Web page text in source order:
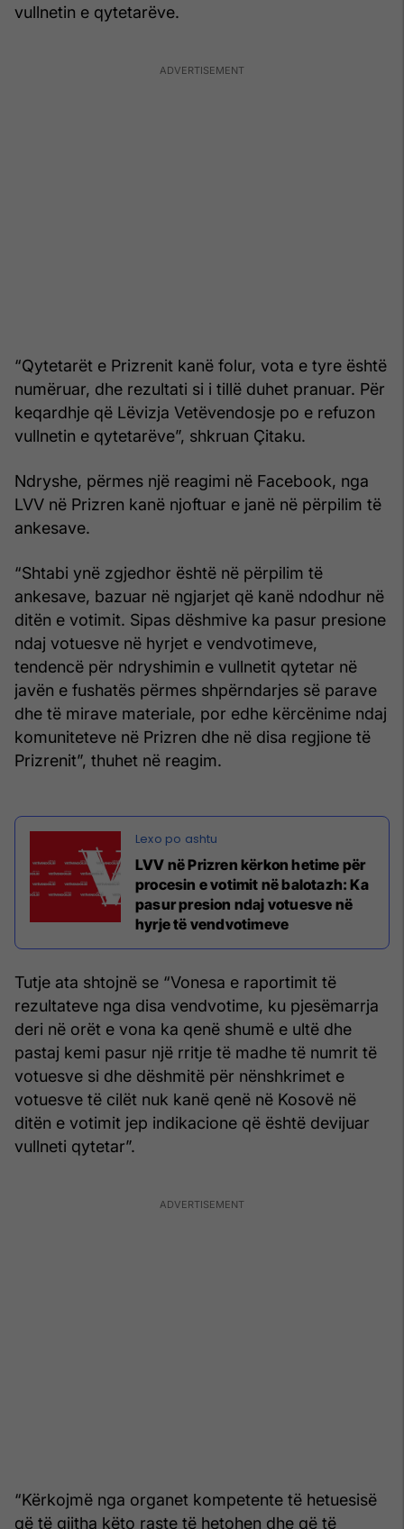
vullnetin e qytetarëve.
“Qytetarët e Prizrenit kanë folur, vota e tyre është
numëruar, dhe rezultati si i tillë duhet pranuar. Për
keqardhje që Lëvizja Vetëvendosje po e refuzon
vullnetin e qytetarëve”, shkruan Çitaku.
Ndryshe, përmes një reagimi në Facebook, nga
LVV në Prizren kanë njoftuar e janë në përpilim të
ankesave.
“Shtabi ynë zgjedhor është në përpilim të
ankesave, bazuar në ngjarjet që kanë ndodhur në
ditën e votimit. Sipas dëshmive ka pasur presione
ndaj votuesve në hyrjet e vendvotimeve,
tendencë për ndryshimin e vullnetit qytetar në
javën e fushatës përmes shpërndarjes së parave
dhe të mirave materiale, por edhe kërcënime ndaj
komuniteteve në Prizren dhe në disa regjione të
Prizrenit”, thuhet në reagim.
LVV në Prizren kërkon hetime për
procesin e votimit në balotazh: Ka
pasur presion ndaj votuesve në
hyrje të vendvotimeve
Tutje ata shtojnë se “Vonesa e raportimit të
rezultateve nga disa vendvotime, ku pjesëmarrja
deri në orët e vona ka qenë shumë e ultë dhe
pastaj kemi pasur një rritje të madhe të numrit të
votuesve si dhe dëshmitë për nënshkrimet e
votuesve të cilët nuk kanë qenë në Kosovë në
ditën e votimit jep indikacione që është devijuar
vullneti qytetar”.
“Kërkojmë nga organet kompetente të hetuesisë
që të gjitha këto raste të hetohen dhe që të